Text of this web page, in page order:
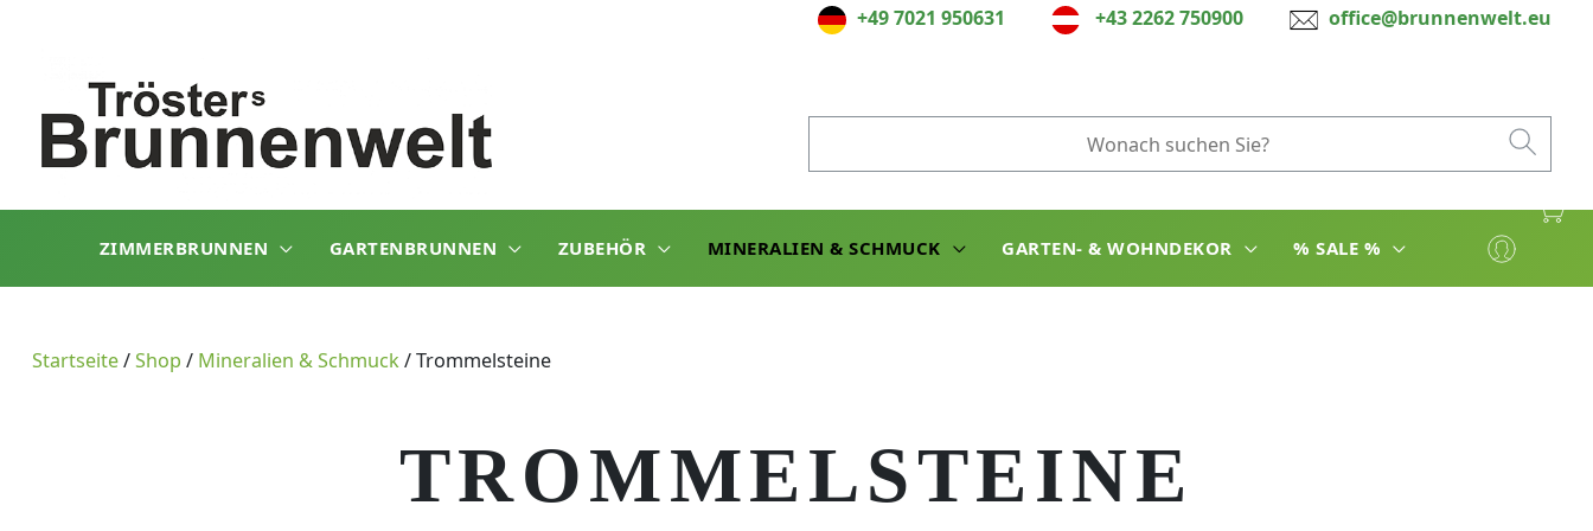
+49 7021 950631 +43 2262 750900 office@brunnenwelt.eu
ZIMMERBRUNNEN GARTENBRUNNEN ZUBEHÖR MINERALIEN & SCHMUCK GARTEN- & WOHNDEKOR % SALE %
Startseite/Shop / Mineralien & Schmuck/Trommelsteine
TROMMELSTEINE